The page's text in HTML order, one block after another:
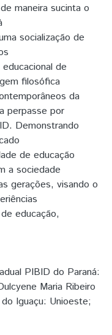
maneira sucinta o
socialização de
de
filosófica
da
perpasse por
Demonstrando
de educação
a sociedade
gerações, visando o
educação,
PIBID do Paraná:
Maria Ribeiro
Iguaçu: Unioeste;